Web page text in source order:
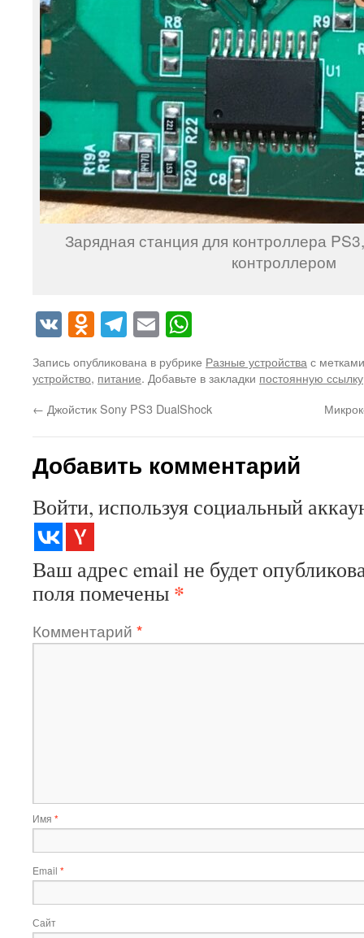
Зарядная станция для контроллера
контроллером
VKOdnoklassniki
Telegram
Email
Запись опубликована в рубрике Разные устройствас
устройство, питание. Добавьте в закладки постоянную ссылку
← Джойстик Sony PS3 DualShock
Добавить комментарий
Войти, используя социальный
Ваш адрес email не будет
поля помечены *
Комментарий *
Имя *
Email *
Сайт